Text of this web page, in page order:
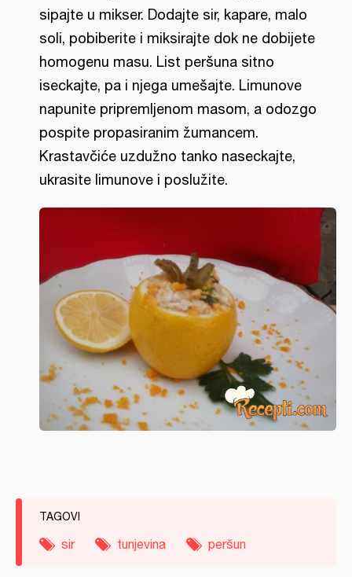
sipajte u mikser. Dodajte sir, kapare, malo
soli, pobiberite i miksirajte dok ne dobijete
homogenu masu. List peršuna sitno
iseckajte, pa i njega umešajte. Limunove
napunite pripremljenom masom, a odozgo
pospite propasiranim žumancem.
Krastavčiće uzdužno tanko naseckajte,
ukrasite limunove i poslužite.
TAGOVI
sir tunjevina peršun